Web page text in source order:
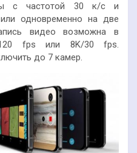
с частотой 30 к/с и
одновременно на две
видео возможна в
fps или 8K/30 fps.
до 7 камер.